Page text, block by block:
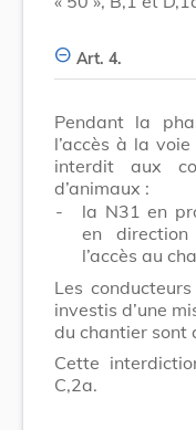
Art. 4.
Pendant la
l’accès à la
interdit aux
d’animaux :
-
la N31 en
en
l’accès au
Les
investis d’une
du chantier sont
Cette
C,2a.